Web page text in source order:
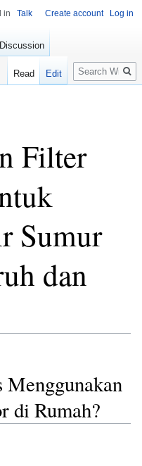
Filter
Sumur
dan
Menggunakan
di Rumah?
in Talk Create account Log in
Discussion
Read Edit
Search